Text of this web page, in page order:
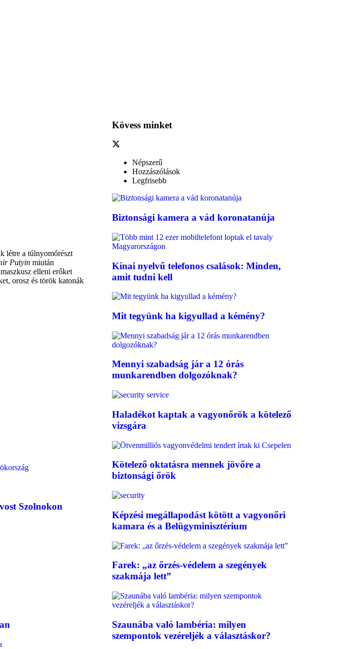
létre a túlnyomórészt
Putyin miután
elleni erőket
orosz és török katonák
Szolnokon
Kövess minket
Népszerű
Hozzászólások
Legfrisebb
Biztonsági kamera a vád koronatanúja
Kínai nyelvű telefonos csalások: Minden,
amit tudni kell
Mit tegyünk ha kigyullad a kémény?
Mennyi szabadság jár a 12 órás
munkarendben dolgozóknak?
Haladékot kaptak a vagyonőrök a kötelező
vizsgára
Kötelező oktatásra mennek jövőre a
biztonsági őrök
Képzési megállapodást kötött a vagyonőri
kamara és a Belügyminisztérium
Farek: „az őrzés-védelem a szegények
szakmája lett”
Szaunába való lambéria: milyen
szempontok vezéreljék a választáskor?